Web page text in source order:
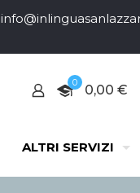
0 0,00 €
ALTRI SERVIZI